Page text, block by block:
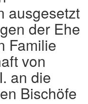
ausgesetzt
der Ehe
Familie
von
an die
Bischöfe